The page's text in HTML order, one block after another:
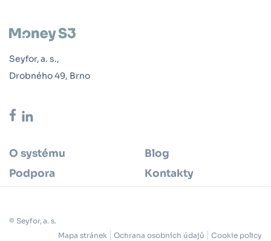
Seyfor, a. s.,
Drobného 49, Brno
O systému
Blog
Podpora
Kontakty
© Seyfor, a. s.
Mapa stránek
Ochrana osobních údajů Cookie policy